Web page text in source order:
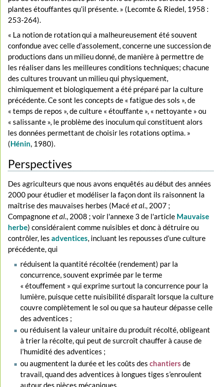
plantes étouffantes qu’il présente. » (Lecomte & Riedel, 1958 :
253-264).
« La notion de rotation qui a malheureusement été souvent
confondue avec celle d’assolement, concerne une succession de
productions dans un milieu donné, de manière à permettre de
les réaliser dans les meilleures conditions techniques; chacune
des cultures trouvant un milieu qui physiquement,
chimiquement et biologiquement a été préparé par la culture
précédente. Ce sont les concepts de « fatigue des sols », de
« temps de repos », de culture « étouffante », « nettoyante » ou
« salissante », le problème des inoculum qui constituent alors
les données permettant de choisir les rotations optima. »
(Hénin , 1980).
Perspectives
Des agriculteurs que nous avons enquêtés au début des années
2000 pour étudier et modéliser la façon dont ils raisonnent la
maîtrise des mauvaises herbes (Macéet al., 2007 ;
Compagnoneet al., 2008 ; voir l'annexe 3 de l'article Mauvaise
herbe) considéraient comme nuisibles et donc à détruire ou
contrôler, lesadventices, incluant les repousses d’une culture
précédente, qui
réduisent la quantité récoltée (rendement) par la
concurrence, souvent exprimée par le terme
« étouffement » qui exprime surtout la concurrence pour la
lumière, puisque cette nuisibilité disparaît lorsque la culture
couvre complètement le sol ou que sa hauteur dépasse celle
des adventices ;
ou réduisent la valeur unitaire du produit récolté, obligeant
à trier la récolte, qui peut de surcroît chauffer à cause de
l’humidité des adventices ;
ou augmentent la durée et les coûts des chantiers de
travail, quand des adventices à longues tiges s’enroulent
autour des pièces mécaniques.